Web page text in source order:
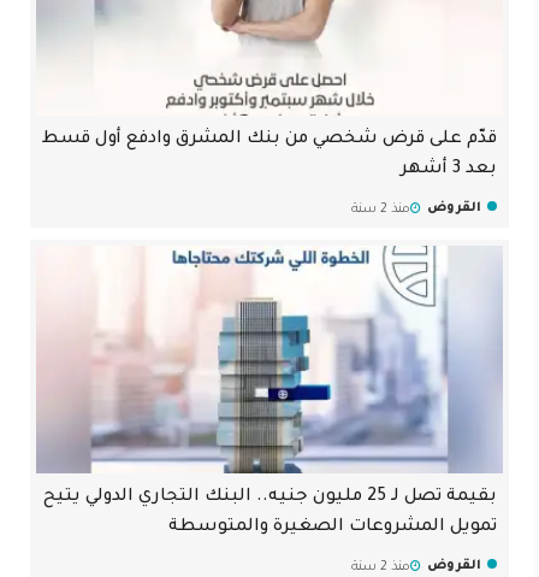
قدّم على قرض شخصي من بنك المشرق وادفع أول قسط
بعد 3 أشهر
القروض منذ 2 سنة
بقيمة تصل لـ 25 مليون جنيه.. البنك التجاري الدولي يتيح
تمويل المشروعات الصغيرة والمتوسطة
القروض منذ 2 سنة